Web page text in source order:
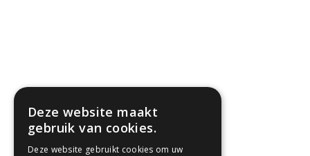
Deze website maakt
gebruik van cookies.
Deze website gebruikt cookies om uw